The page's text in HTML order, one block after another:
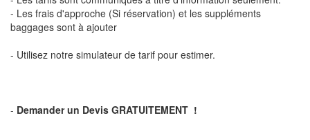
- Les frais d'approche (Si réservation) et les suppléments
baggages sont à ajouter
- Utilisez notre simulateur de tarif pour estimer.
- Demander un Devis GRATUITEMENT !